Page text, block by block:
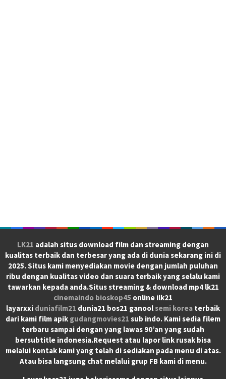
LK21 adalah situs download film dan streaming dengan
kualitas terbaik dan terbesar yang ada di dunia sekarang ini di
2025. Situs kami menyediakan movie dengan jumlah puluhan
ribu dengan kualitas video dan suara terbaik yang selalu kami
tawarkan kepada anda.Situs streaming & download mp4 lk21
cinemaindo bioskop45 online ilk21
layarxxi duniafilm21 dunia21 bos21 ganool semi korea terbaik
dari kami film apik gudangmovies21 sub indo. Kami sedia filem
terbaru sampai dengan yang lawas 90’an yang sudah
bersubtitle indonesia.Request atau lapor link rusak bisa
melalui kontak kami yang telah di sediakan pada menu di atas.
Atau bisa langsung chat melalui grup FB kami di menu.